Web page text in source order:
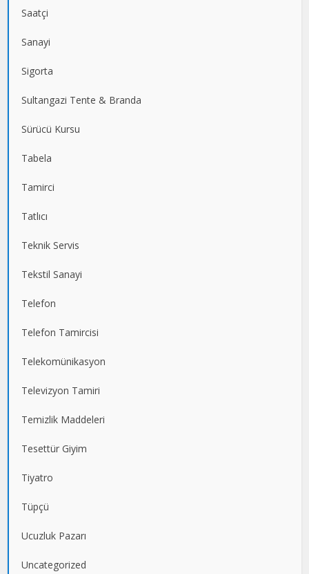
Saatçi
Sanayi
Sigorta
Sultangazi Tente & Branda
Sürücü Kursu
Tabela
Tamirci
Tatlıcı
Teknik Servis
Tekstil Sanayi
Telefon
Telefon Tamircisi
Telekomünikasyon
Televizyon Tamiri
Temizlik Maddeleri
Tesettür Giyim
Tiyatro
Tüpçü
Ucuzluk Pazarı
Uncategorized